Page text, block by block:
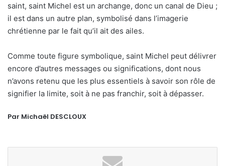
saint, saint Michel est un archange, donc un canal de Dieu ;
il est dans un autre plan, symbolisé dans l’imagerie
chrétienne par le fait qu’il ait des ailes.
Comme toute figure symbolique, saint Michel peut délivrer
encore d’autres messages ou significations, dont nous
n’avons retenu que les plus essentiels à savoir son rôle de
signifier la limite, soit à ne pas franchir, soit à dépasser.
Par Michaël DESCLOUX